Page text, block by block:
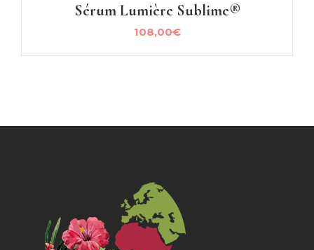
Sérum Lumière Sublime®
108,00€